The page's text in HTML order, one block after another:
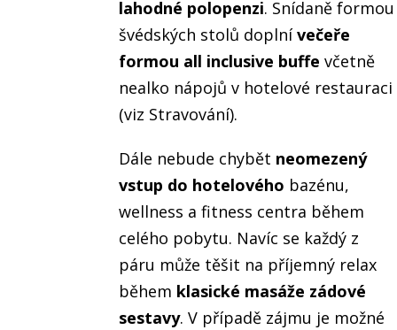
lahodné polopenzi. Snídaně formou
švédských stolů doplnívečeře
formou all inclusive buffe včetně
nealko nápojů v hotelové restauraci
(viz Stravování).
Dále nebude chybět neomezený
vstup do hotelového bazénu,
wellness a fitness centra během
celého pobytu. Navíc se každý z
páru může těšit na příjemný relax
během klasické masáže zádové
sestavy. V případě zájmu je možné